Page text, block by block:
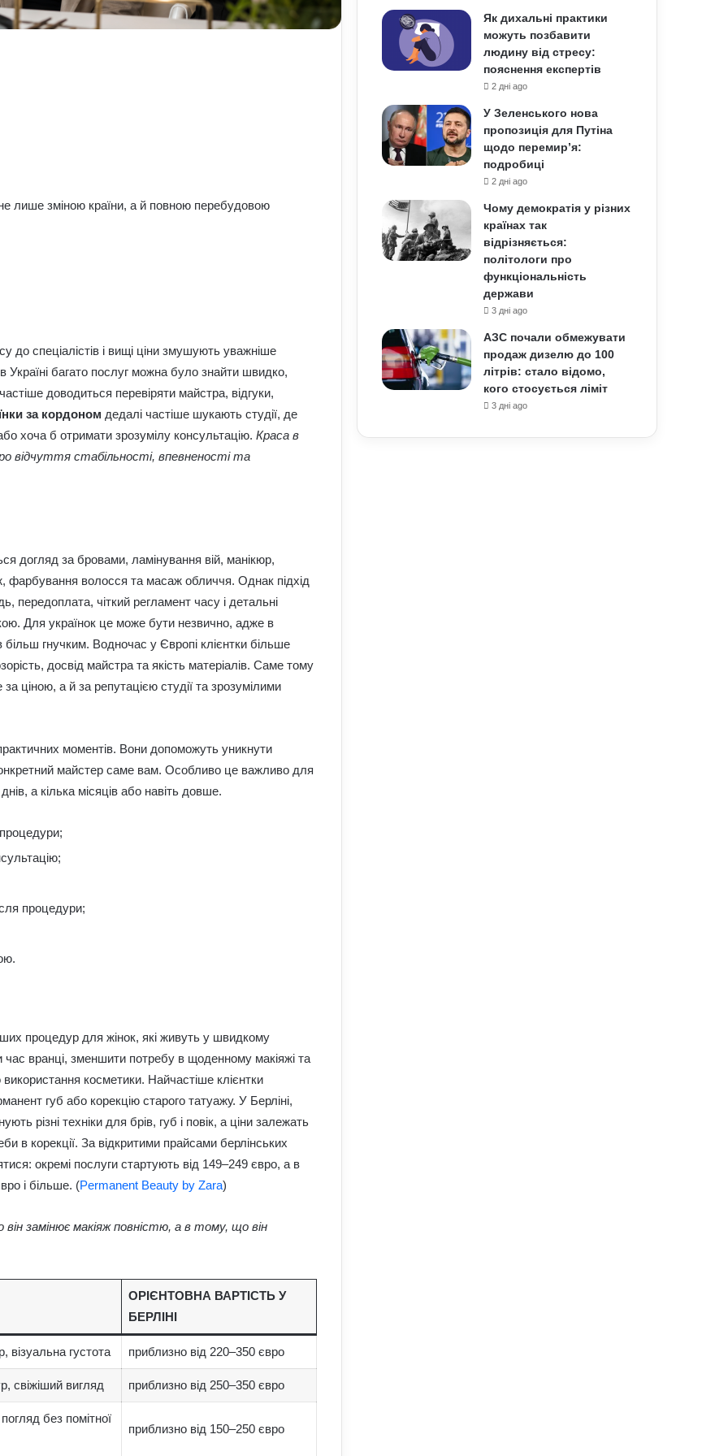
лише зміною країни, а й повною перебудовою
до спеціалістів і вищі ціни змушують уважніше
Україні багато послуг можна було знайти швидко,
доводиться перевіряти майстра, відгуки,
за кордоном дедалі частіше шукають студії, де
хоча б отримати зрозумілу консультацію. Краса в
відчуття стабільності, впевненості та
догляд за бровами, ламінування вій, манікюр,
фарбування волосся та масаж обличчя. Однак підхід
передоплата, чіткий регламент часу і детальні
Для українок це може бути незвично, адже в
гнучким. Водночас у Європі клієнтки більше
досвід майстра та якість матеріалів. Саме тому
ціною, а й за репутацією студії та зрозумілими
моментів. Вони допоможуть уникнути
майстер саме вам. Особливо це важливо для
а кілька місяців або навіть довше.
процедури;
процедур для жінок, які живуть у швидкому
вранці, зменшити потребу в щоденному макіяжі та
косметики. Найчастіше клієнтки
губ або корекцію старого татуажу. У Берліні,
різні техніки для брів, губ і повік, а ціни залежать
в корекції. За відкритими прайсами берлінських
окремі послуги стартують від 149–249 євро, а в
і більше. (Permanent Beauty by Zara)
замінює макіяж повністю, а в тому, що він
ОРІЄНТОВНА ВАРТІСТЬ У
БЕРЛІНІ
візуальна густота приблизно від 220–350 євро
свіжіший вигляд приблизно від 250–350 євро
без помітної
приблизно від 150–250 євро
Як дихальні практики
можуть позбавити
людину від стресу:
пояснення експертів
2 дні ago
У Зеленського нова
пропозиція для Путіна
щодо перемир’я:
подробиці
2 дні ago
Чому демократія у різних
країнах так
відрізняється:
політологи про
функціональність
держави
3 дні ago
АЗС почали обмежувати
продаж дизелю до 100
літрів: стало відомо,
кого стосується ліміт
3 дні ago